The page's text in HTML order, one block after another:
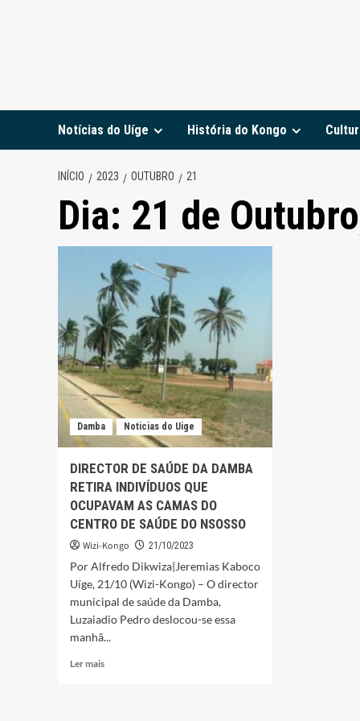
Notícias do Uíge História do Kongo
INÍCIO 2023 OUTUBRO 21
Dia: 21 de
Damba Noticias do Uige
DIRECTOR DE SAÚDE DA DAMBA
RETIRA INDIVÍDUOS QUE
OCUPAVAM AS CAMAS DO
CENTRO DE SAÚDE DO NSOSSO
Wizi-Kongo 21/10/2023
Por Alfredo Dikwiza|Jeremias Kaboco
Uíge, 21/10 (Wizi-Kongo) – O director
municipal de saúde da Damba,
Luzaiadio Pedro deslocou-se essa
manhã...
Ler maisLeia